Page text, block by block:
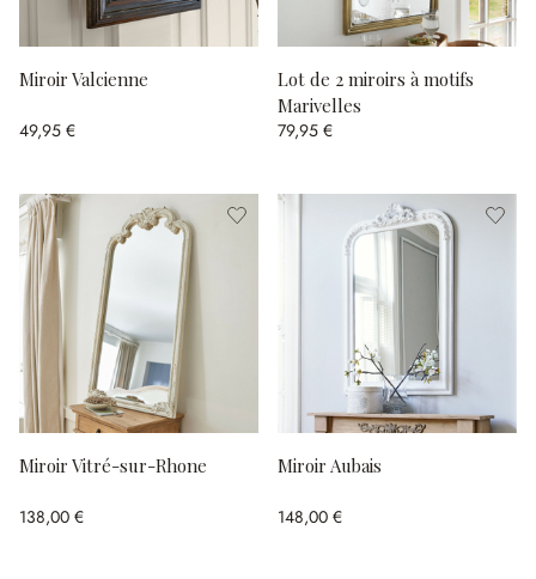
Miroir Valcienne
49,95 €
Lot de 2 miroirs à motifs
Marivelles
79,95 €
Miroir Vitré-sur-Rhone
138,00 €
Miroir Aubais
148,00 €